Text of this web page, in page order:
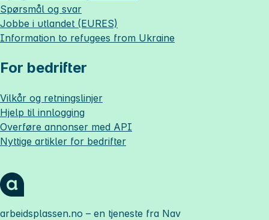
Spørsmål og svar
Jobbe i utlandet (EURES)
Information to refugees from Ukraine
For bedrifter
Vilkår og retningslinjer
Hjelp til innlogging
Overføre annonser med API
Nyttige artikler for bedrifter
arbeidsplassen.no – en tjeneste fra Nav